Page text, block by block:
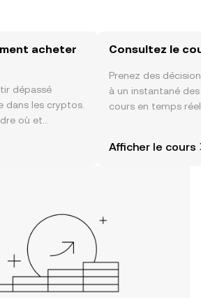
acheter
dépassé
dans les cryptos.
où et
ne l’imaginez.
Consultez le
Prenez des
à un instantané
cours en temps
Afficher le cours